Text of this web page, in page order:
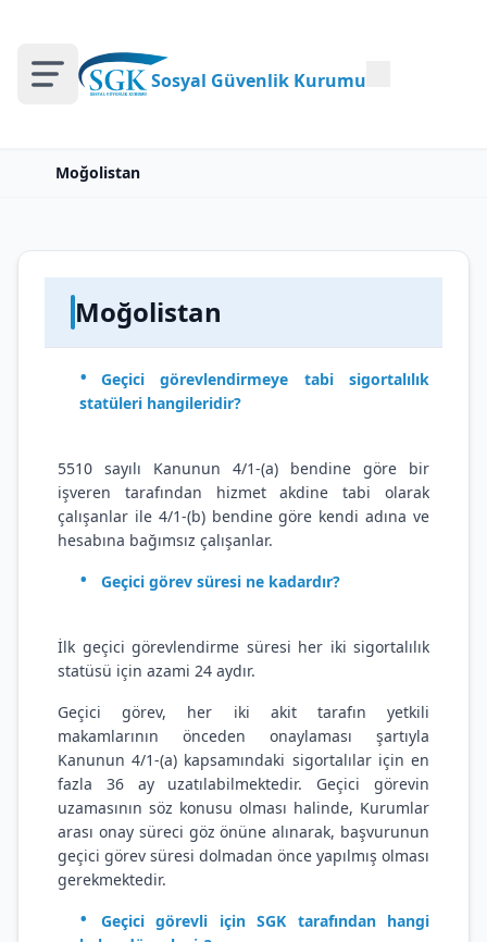
Sosyal Güvenlik Kurumu
Moğolistan
Moğolistan
Geçici görevlendirmeye tabi sigortalılık
statüleri hangileridir?
5510 sayılı Kanunun 4/1-(a) bendine göre bir
işveren tarafından hizmet akdine tabi olarak
çalışanlar ile 4/1-(b) bendine göre kendi adına ve
hesabına bağımsız çalışanlar.
Geçici görev süresi ne kadardır?
İlk geçici görevlendirme süresi her iki sigortalılık
statüsü için azami 24 aydır.
Geçici görev, her iki akit tarafın yetkili
makamlarının önceden onaylaması şartıyla
Kanunun 4/1-(a) kapsamındaki sigortalılar için en
fazla 36 ay uzatılabilmektedir. Geçici görevin
uzamasının söz konusu olması halinde, Kurumlar
arası onay süreci göz önüne alınarak, başvurunun
geçici görev süresi dolmadan önce yapılmış olması
gerekmektedir.
Geçici görevli için SGK tarafından hangi